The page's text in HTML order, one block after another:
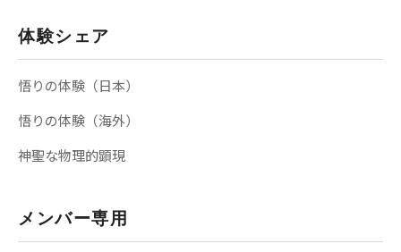
体験シェア
悟りの体験（日本）
悟りの体験（海外）
神聖な物理的顕現
メンバー専用